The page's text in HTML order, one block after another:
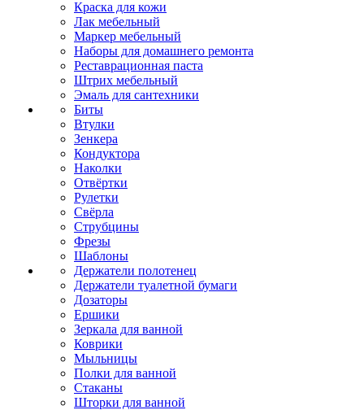
Краска для кожи
Лак мебельный
Маркер мебельный
Наборы для домашнего ремонта
Реставрационная паста
Штрих мебельный
Эмаль для сантехники
Биты
Втулки
Зенкера
Кондуктора
Наколки
Отвёртки
Рулетки
Свёрла
Струбцины
Фрезы
Шаблоны
Держатели полотенец
Держатели туалетной бумаги
Дозаторы
Ершики
Зеркала для ванной
Коврики
Мыльницы
Полки для ванной
Стаканы
Шторки для ванной